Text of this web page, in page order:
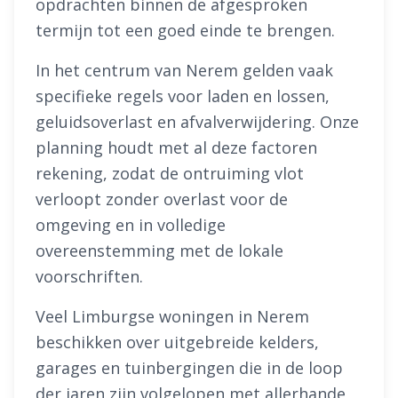
opdrachten binnen de afgesproken
termijn tot een goed einde te brengen.
In het centrum van Nerem gelden vaak
specifieke regels voor laden en lossen,
geluidsoverlast en afvalverwijdering. Onze
planning houdt met al deze factoren
rekening, zodat de ontruiming vlot
verloopt zonder overlast voor de
omgeving en in volledige
overeenstemming met de lokale
voorschriften.
Veel Limburgse woningen in Nerem
beschikken over uitgebreide kelders,
garages en tuinbergingen die in de loop
der jaren zijn volgelopen met allerhande